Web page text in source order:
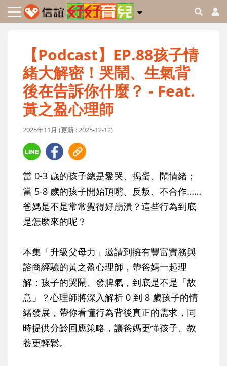
【Podcast】EP.88孩子情
緒大解密！哭鬧、生氣背
後在告訴你什麼？ - Feat.
黃之盈心理師
2025年11月 (更新 : 2025-12-12)
當 0-3 歲的孩子總是愛哭、搗蛋、鬧情緒；
當 5-8 歲的孩子開始頂嘴、反叛、不合作……
爸媽是不是常常覺得好崩潰？這些行為到底
是怎麼來的呢？
本集「升級父母力」邀請到擁有豐富實務與
諮商經驗的黃之盈心理師，帶爸媽一起理
解：孩子的哭鬧、發脾氣，到底是不是「故
意」？心理師將深入解析 0 到 8 歲孩子的情
緒發展，帶你看懂行為背後真正的需求，同
時提供分齡回應策略，讓爸媽更懂孩子、教
養更輕鬆。